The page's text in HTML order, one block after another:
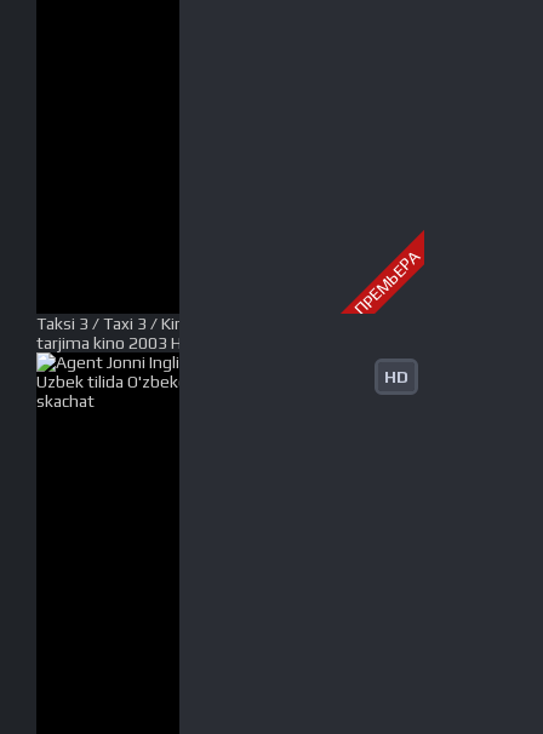
ПРЕМЬЕРА
Taksi 3 / Taxi 3 / Kirakash 3 Uzbek tilida O'zbekcha
tarjima kino 2003 HD tas-ix skachat
HD